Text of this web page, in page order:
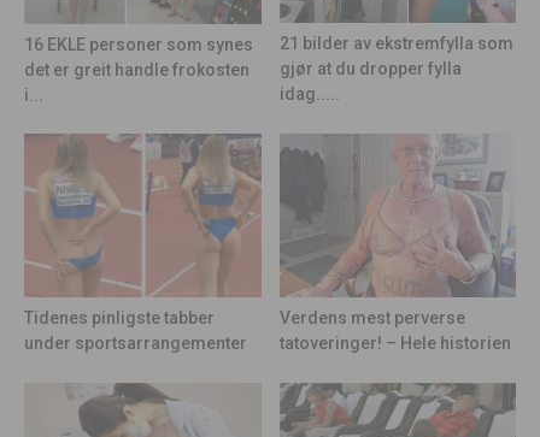
16 EKLE personer som synes
det er greit handle frokosten
i...
21 bilder av ekstremfylla som
gjør at du dropper fylla
idag.....
Tidenes pinligste tabber
under sportsarrangementer
Verdens mest perverse
tatoveringer! – Hele historien